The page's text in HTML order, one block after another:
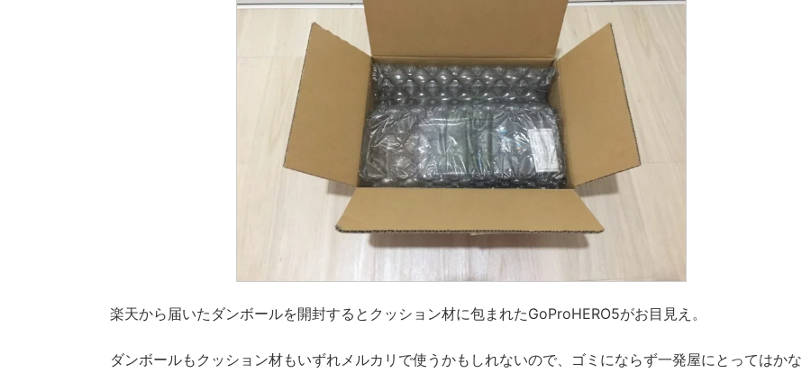
楽天から届いたダンボールを開封するとクッション材に包まれたGoProHERO5がお目見え。
ダンボールもクッション材もいずれメルカリで使うかもしれないので、ゴミにならず一発屋にとってはかな